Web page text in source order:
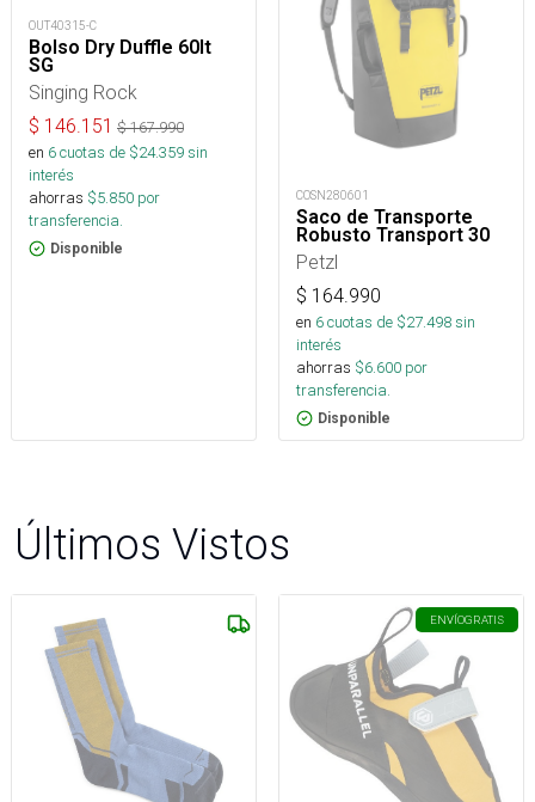
OUT40315-C
Bolso Dry Duffle 60lt
SG
Singing Rock
$ 146.151 $167.990
en 6cuotas de $24.359sin
interés
ahorras $5.850 por
transferencia.
Disponible
COSN280601
Saco de Transporte
Robusto Transport 30
Petzl
$ 164.990
en 6cuotas de $27.498sin
interés
ahorras $6.600 por
transferencia.
Disponible
Últimos Vistos
ENVÍOGRATIS